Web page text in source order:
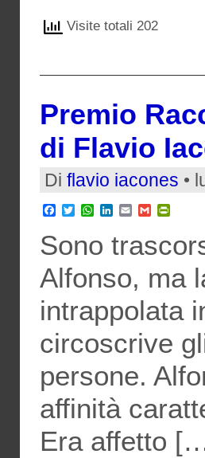
Visite totali 202
Premio
di Flavio
Di flavio iacones •
Facebook
TwitterWhatsApp
LinkedIn
EmailGmail
Sono
Alfonso, ma
intrappolata
circoscrive
persone.
affinità
Era affetto